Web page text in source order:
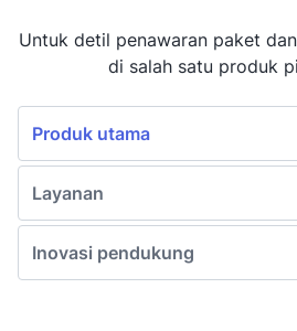
Mekari Capital
Mekari Pay
Mekari Expense
Untuk detil penawaran paket
di salah satu produk
Produk utama
Layanan
Inovasi pendukung